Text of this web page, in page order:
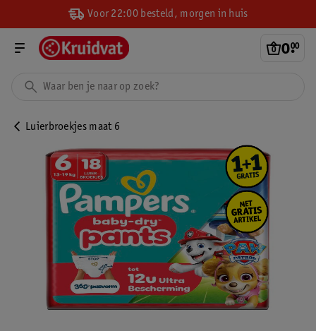
Voor 22:00 besteld, morgen in huis
0.
00
Luierbroekjes maat 6